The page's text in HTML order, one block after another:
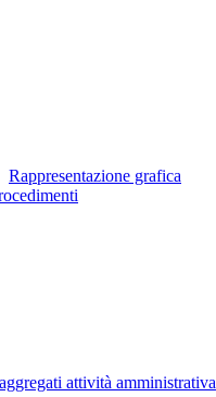
Rappresentazione grafica
attività amministrativa